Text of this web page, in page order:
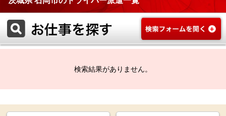
検索結果がありません。